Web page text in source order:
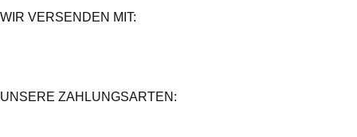
WIR VERSENDEN MIT:
UNSERE ZAHLUNGSARTEN: